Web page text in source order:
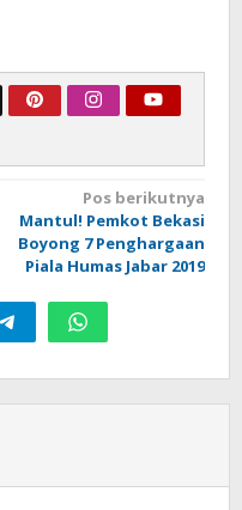
Pos berikutnya
Mantul! Pemkot Bekasi
Boyong 7 Penghargaan
Piala Humas Jabar 2019